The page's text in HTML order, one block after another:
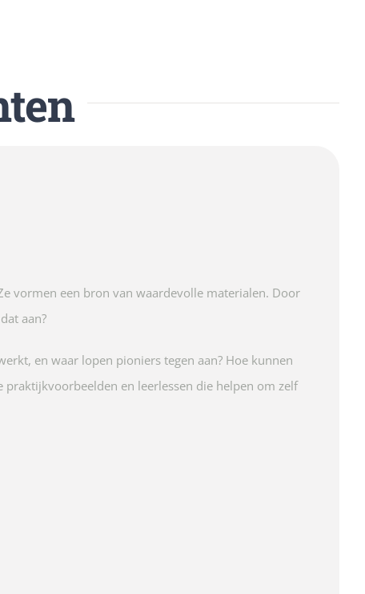
vormen een bron van waardevolle materialen. Door
aan?
en waar lopen pioniers tegen aan? Hoe kunnen
en leerlessen die helpen om zelf